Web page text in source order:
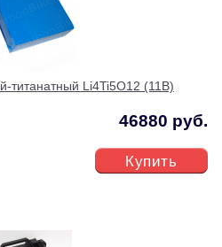
титанатный Li4Ti5O12 (11В)
46880 руб.
Купить